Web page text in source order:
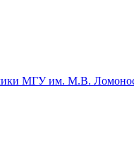
МГУ им. М.В.